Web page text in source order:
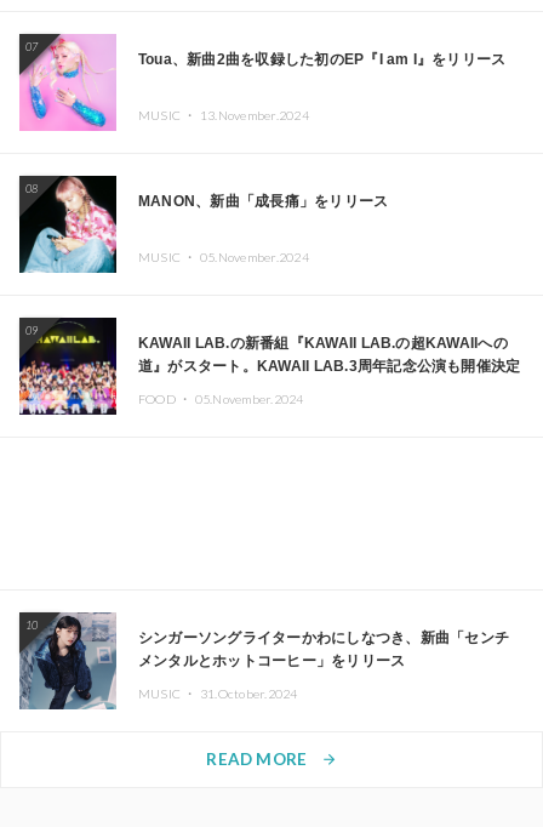
07
Toua、新曲2曲を収録した初のEP『I am I』をリリース
MUSIC ・ 13.November.2024
08
MANON、新曲「成長痛」をリリース
MUSIC ・ 05.November.2024
09
KAWAII LAB.の新番組『KAWAII LAB.の超KAWAIIへの
道』がスタート。KAWAII LAB.3周年記念公演も開催決定
FOOD ・ 05.November.2024
10
シンガーソングライターかわにしなつき、新曲「センチ
メンタルとホットコーヒー」をリリース
MUSIC ・ 31.October.2024
READ MORE arrow_forward